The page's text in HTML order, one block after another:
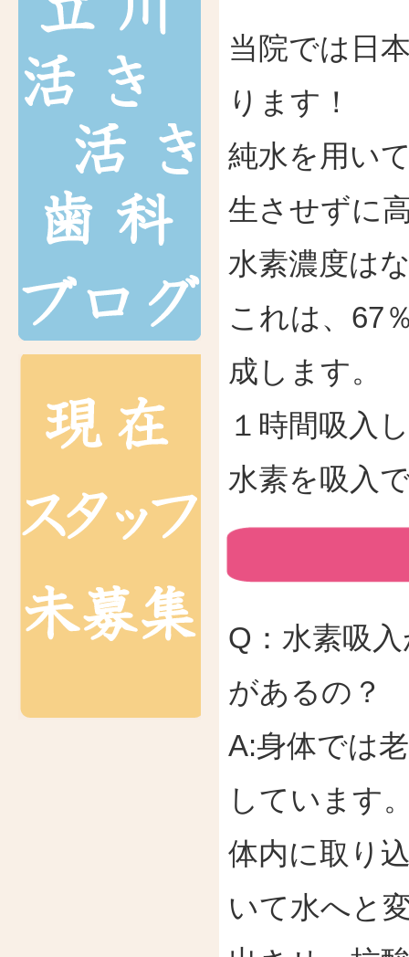
当院では日
ります！
純水を用い
生させずに
水素濃度は
これは、67
成します。
１時間吸入
水素を吸入
Q：水素吸
があるの？
A:身体では
しています
体内に取り
いて水へと